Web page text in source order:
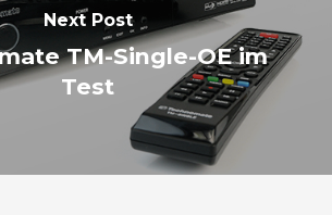
Next Post
TM-Single-OE im
Test